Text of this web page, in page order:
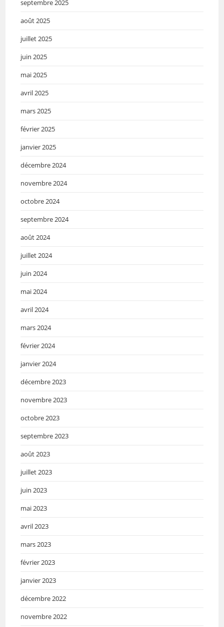
septembre 2025
août 2025
juillet 2025
juin 2025
mai 2025
avril 2025
mars 2025
février 2025
janvier 2025
décembre 2024
novembre 2024
octobre 2024
septembre 2024
août 2024
juillet 2024
juin 2024
mai 2024
avril 2024
mars 2024
février 2024
janvier 2024
décembre 2023
novembre 2023
octobre 2023
septembre 2023
août 2023
juillet 2023
juin 2023
mai 2023
avril 2023
mars 2023
février 2023
janvier 2023
décembre 2022
novembre 2022